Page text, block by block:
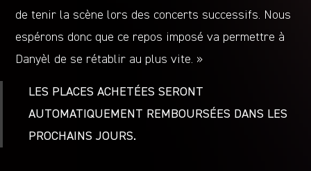
de tenir la scène lors des concerts successifs. Nous
espérons donc que ce repos imposé va permettre à
Danyèl de se rétablir au plus vite. »
LES PLACES ACHETÉES SERONT
AUTOMATIQUEMENT REMBOURSÉES DANS LES
PROCHAINS JOURS.